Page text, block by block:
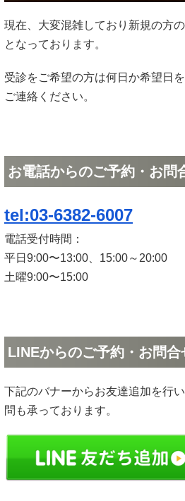
現在、大変混雑しており新規の方
となっております。
受診をご希望の方は何日か希望日
ご連絡ください。
お電話からのご予約・お問
tel:03-6382-6007
電話受付時間：
平日9:00〜13:00、15:00～20:00
土曜9:00〜15:00
LINEからのご予約・お問合
下記のバナーからお友達追加を行
問も承っております。